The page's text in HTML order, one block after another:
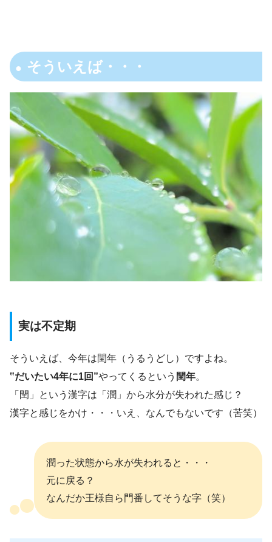
そういえば・・・
実は不定期
そういえば、今年は閏年（うるうどし）ですよね。
‟だいたい4年に1回”やってくるという 閏年。
「閏」という漢字は「潤」から水分が失われた感じ？
漢字と感じをかけ・・・いえ、なんでもないです（苦笑）
潤った状態から水が失われると・・・
元に戻る？
なんだか王様自ら門番してそうな字（笑）